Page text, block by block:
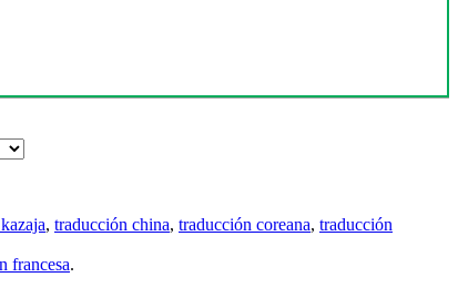
, traducción china, traducción coreana, traducción
francesa.